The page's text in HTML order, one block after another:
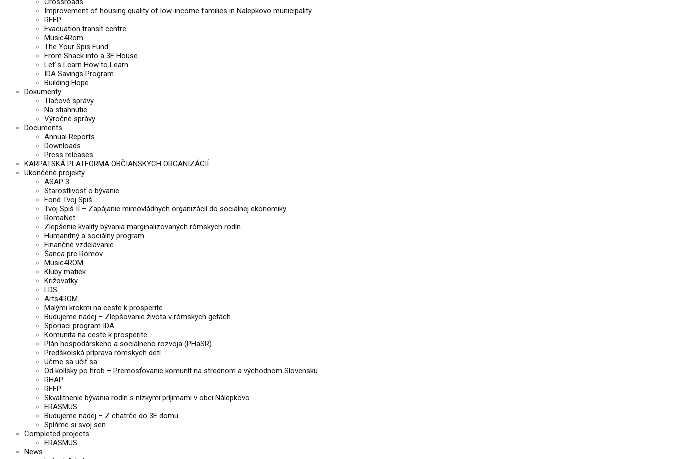
Improvement of housing quality of low-income families in Nalepkovo municipality
RFEP
Evacuation transit centre
Music4Rom
The Your Spis Fund
From Shack into a 3E House
Let´s Learn How to Learn
IDA Savings Program
Building Hope
Dokumenty
Tlačové správy
Na stiahnutie
Výročné správy
Documents
Annual Reports
Downloads
Press releases
KARPATSKÁ PLATFORMA OBČIANSKYCH ORGANIZÁCIÍ
Ukončené projekty
ASAP 3
Starostlivosť o bývanie
Fond Tvoj Spiš
Tvoj Spiš II – Zapájanie mimovládnych organizácií do sociálnej ekonomiky
RomaNet
Zlepšenie kvality bývania marginalizovaných rómskych rodín
Humanitný a sociálny program
Finančné vzdelávanie
Šanca pre Rómov
Music4ROM
Kluby matiek
Križovatky
LDS
Arts4ROM
Malými krokmi na ceste k prosperite
Budujeme nádej – Zlepšovanie života v rómskych getách
Sporiaci program IDA
Komunita na ceste k prosperite
Plán hospodárskeho a sociálneho rozvoja (PHaSR)
Predškolská príprava rómskych detí
Učme sa učiť sa
Od kolísky po hrob – Premosťovanie komunít na strednom a východnom Slovensku
RHAP
RFEP
Skvalitnenie bývania rodín s nízkymi príjimami v obci Nálepkovo
ERASMUS
Budujeme nádej – Z chatrče do 3E domu
Splňme si svoj sen
Completed projects
ERASMUS
News